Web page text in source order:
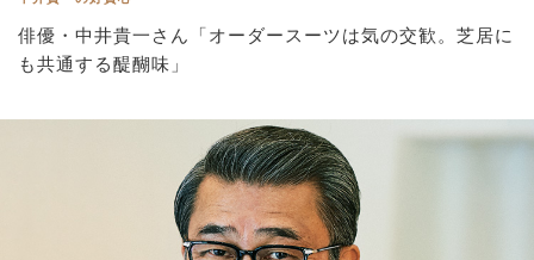
俳優・中井貴一さん「オーダースーツは気の交歓。芝居に
も共通する醍醐味」